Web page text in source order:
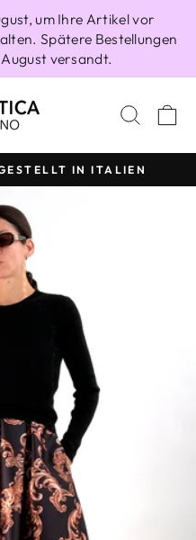
um Ihre Artikel vor
Spätere Bestellungen
versandt.
IN ITALIEN